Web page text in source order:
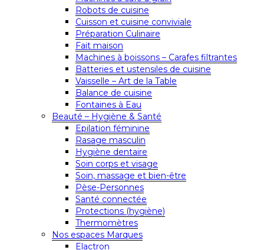
Robots de cuisine
Cuisson et cuisine conviviale
Préparation Culinaire
Fait maison
Machines à boissons – Carafes filtrantes
Batteries et ustensiles de cuisine
Vaisselle – Art de la Table
Balance de cuisine
Fontaines à Eau
Beauté – Hygiène & Santé
Epilation féminine
Rasage masculin
Hygiène dentaire
Soin corps et visage
Soin, massage et bien-être
Pèse-Personnes
Santé connectée
Protections (hygiène)
Thermomètres
Nos espaces Marques
Elactron